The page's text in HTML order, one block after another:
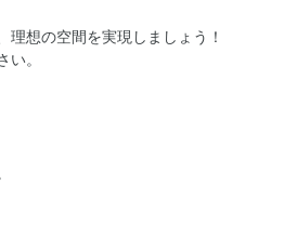
理想の空間を実現しましょう！
い。